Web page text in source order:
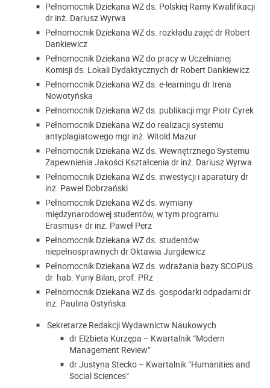
Pełnomocnik Dziekana WZ ds. Polskiej Ramy Kwalifikacji
dr inż. Dariusz Wyrwa
Pełnomocnik Dziekana WZ ds. rozkładu zajęć dr Robert
Dankiewicz
Pełnomocnik Dziekana WZ do pracy w Uczelnianej
Komisji ds. Lokali Dydaktycznych dr Robert Dankiewicz
Pełnomocnik Dziekana WZ ds. e-learningu dr Irena
Nowotyńska
Pełnomocnik Dziekana WZ ds. publikacji mgr Piotr Cyrek
Pełnomocnik Dziekana WZ do realizacji systemu
antyplagiatowego mgr inż. Witold Mazur
Pełnomocnik Dziekana WZ ds. Wewnętrznego Systemu
Zapewnienia Jakości Kształcenia dr inż. Dariusz Wyrwa
Pełnomocnik Dziekana WZ ds. inwestycji i aparatury dr
inż. Paweł Dobrzański
Pełnomocnik Dziekana WZ ds. wymiany
międzynarodowej studentów, w tym programu
Erasmus+ dr inż. Paweł Perz
Pełnomocnik Dziekana WZ ds. studentów
niepełnosprawnych dr Oktawia Jurgilewicz
Pełnomocnik Dziekana WZ ds. wdrażania bazy SCOPUS
dr hab. Yuriy Bilan, prof. PRz
Pełnomocnik Dziekana WZ ds. gospodarki odpadami dr
inż. Paulina Ostyńska
Sekretarze Redakcji Wydawnictw Naukowych
dr Elżbieta Kurzępa – Kwartalnik “Modern
Management Review”
dr Justyna Stecko – Kwartalnik “Humanities and
Social Sciences”